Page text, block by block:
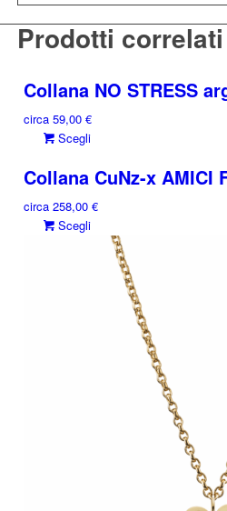
Prodotti correlati
Collana NO STRESS
circa 59,00 €
Scegli
ha
Le
opzioni
possono
essere
scelte
Collana CuNz-x AMICI
circa 258,00 €
Scegli
prodotto
ha
più
varianti.
opzioni
possono